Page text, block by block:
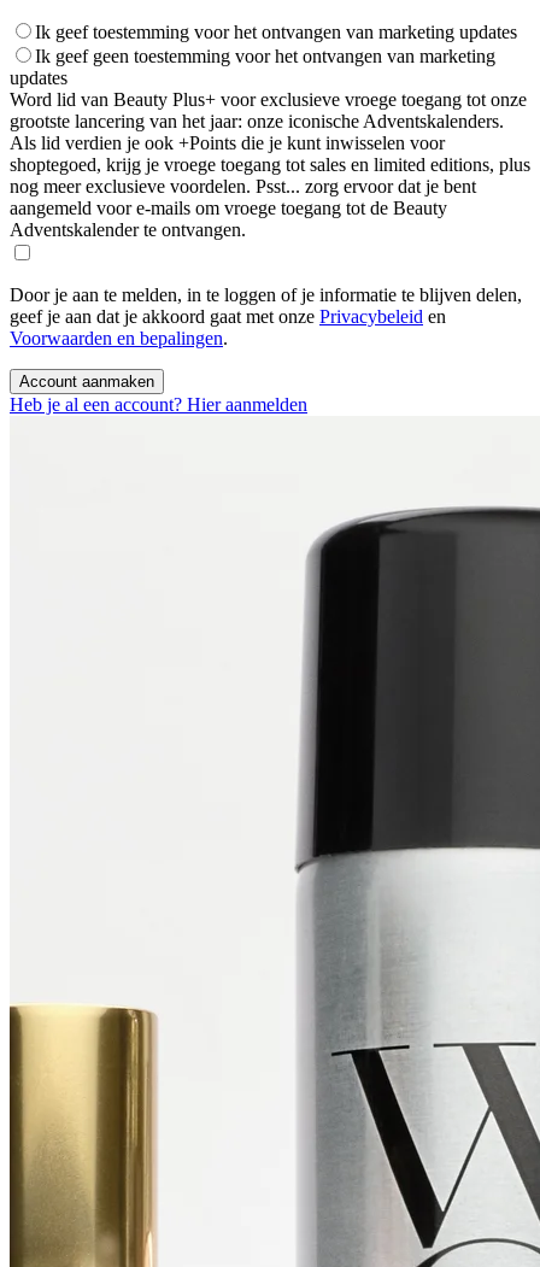
Ik geef toestemming voor het ontvangen van marketing updates
Ik geef geen toestemming voor het ontvangen van marketing
updates
Word lid van Beauty Plus+ voor exclusieve vroege toegang tot onze
grootste lancering van het jaar: onze iconische Adventskalenders.
Als lid verdien je ook +Points die je kunt inwisselen voor
shoptegoed, krijg je vroege toegang tot sales en limited editions, plus
nog meer exclusieve voordelen. Psst... zorg ervoor dat je bent
aangemeld voor e-mails om vroege toegang tot de Beauty
Adventskalender te ontvangen.
Door je aan te melden, in te loggen of je informatie te blijven delen,
geef je aan dat je akkoord gaat met onze Privacybeleid en
Voorwaarden en bepalingen.
Account aanmaken
Heb je al een account? Hier aanmelden